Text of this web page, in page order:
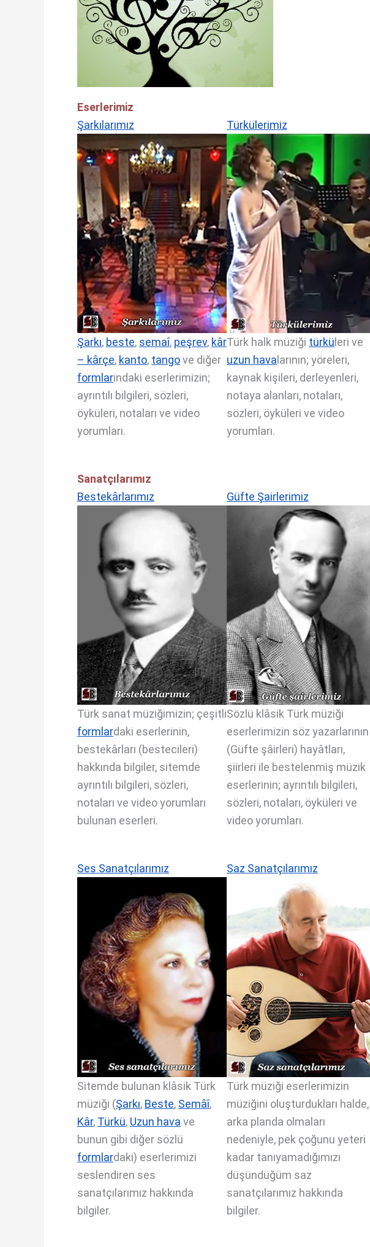
Eserlerimiz
Şarkılarımız
Şarkı, beste, semaî, peşrev, kâr
– kârçe, kanto, tangove diğer
formlarındaki eserlerimizin;
ayrıntılı bilgileri, sözleri,
öyküleri, notaları ve video
yorumları.
Türkülerimiz
Türk halk müziği türkü leri ve
uzun hava larının; yöreleri,
kaynak kişileri, derleyenleri,
notaya alanları, notaları,
sözleri, öyküleri ve video
yorumları.
Sanatçılarımız
Bestekârlarımız
Türk sanat müziğimizin; çeşitli
form ardaki eserlerinin,
bestekârları (bestecileri)
hakkında bilgiler, sitemde
ayrıntılı bilgileri, sözleri,
notaları ve video yorumları
bulunan eserleri.
Güfte Şairlerimiz
Sözlü klâsik Türk müziği
eserlerimizin söz yazarlarının
(Güfte şâirleri) hayâtları,
şiirleri ile bestelenmiş müzik
eserlerinin; ayrıntılı bilgileri,
sözleri, notaları, öyküleri ve
video yorumları.
Ses Sanatçılarımız
Sitemde bulunan klâsik Türk
müziği (Şarkı, Beste, Semâî,
Kâr, Türkü, Uzun hava ve
bunun gibi diğer sözlü
formlardaki) eserlerimizi
seslendiren ses
sanatçılarımız hakkında
bilgiler.
Saz Sanatçılarımız
Türk müziği eserlerimizin
müziğini oluşturdukları halde,
arka planda olmaları
nedeniyle, pek çoğunu yeteri
kadar tanıyamadığımızı
düşündüğüm saz
sanatçılarımız hakkında
bilgiler.